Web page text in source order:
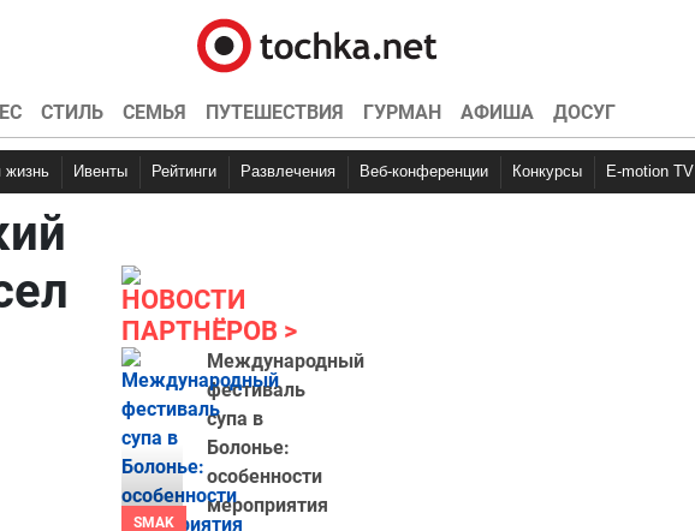
СТИЛЬ СЕМЬЯ ПУТЕШЕСТВИЯ ГУРМАН АФИША ДОСУГ
жизнь Ивенты Рейтинги Развлечения Веб-конференции Конкурсы E-motion TV
НОВОСТИ
ПАРТНЁРОВ
SMAK
Международный
фестиваль
супа в
Болонье:
особенности
мероприятия